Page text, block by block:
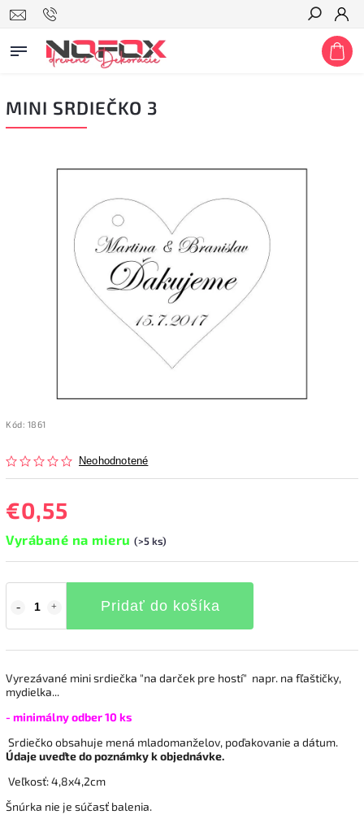
Hľadať
MINI SRDIEČKO 3
Kód: 1861
Neohodnotené
€0,55
Vyrábané na mieru (>5 ks)
Pridať do košíka
Vyrezávané mini srdiečka "na darček pre hostí" napr. na fľaštičky,
mydielka...
- minimálny odber 10 ks
Srdiečko obsahuje mená mladomanželov, poďakovanie a dátum.
Údaje uveďte do poznámky k objednávke.
Veľkosť: 4,8x4,2cm
Šnúrka nie je súčasť balenia.